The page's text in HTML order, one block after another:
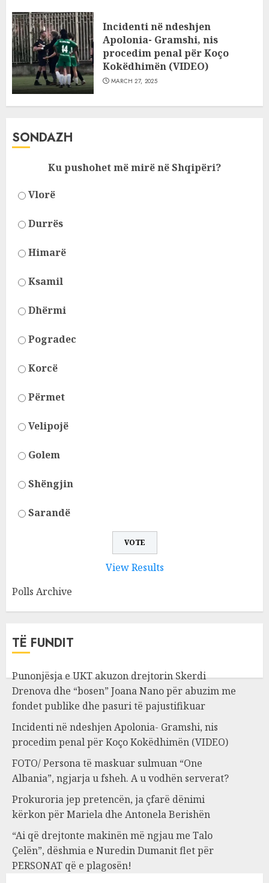
Incidenti në ndeshjen
Apolonia- Gramshi, nis
procedim penal për Koço
Kokëdhimën (VIDEO)
MARCH 27, 2025
SONDAZH
Ku pushohet më mirë në Shqipëri?
Vlorë
Durrës
Himarë
Ksamil
Dhërmi
Pogradec
Korcë
Përmet
Velipojë
Golem
Shëngjin
Sarandë
View Results
Polls Archive
TË FUNDIT
Punonjësja e UKT akuzon drejtorin Skerdi
Drenova dhe “bosen” Joana Nano për abuzim me
fondet publike dhe pasuri të pajustifikuar
Incidenti në ndeshjen Apolonia- Gramshi, nis
procedim penal për Koço Kokëdhimën (VIDEO)
FOTO/ Persona të maskuar sulmuan “One
Albania”, ngjarja u fsheh. A u vodhën serverat?
Prokuroria jep pretencën, ja çfarë dënimi
kërkon për Mariela dhe Antonela Berishën
“Ai që drejtonte makinën më ngjau me Talo
Çelën”, dëshmia e Nuredin Dumanit flet për
PERSONAT që e plagosën!